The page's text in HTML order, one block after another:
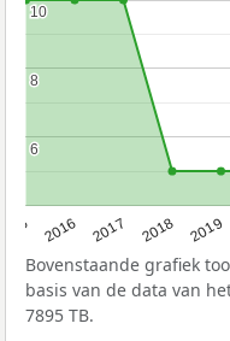
2016 2017 2018 2019
6
6
8
8
10
10
Bovenstaande grafiek
basis van de data van
7895 TB.